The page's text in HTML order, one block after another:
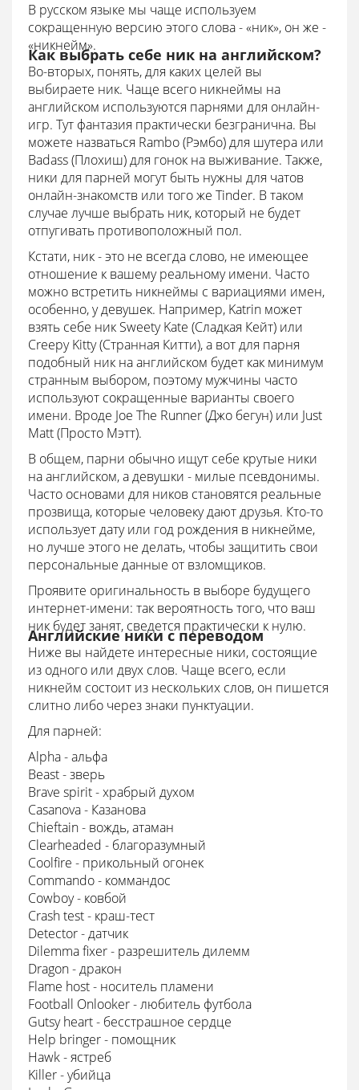
В русском языке мы чаще используем
сокращенную версию этого слова - «ник», он же -
«никнейм».
Как выбрать себе ник на английском?
Во-вторых, понять, для каких целей вы
выбираете ник. Чаще всего никнеймы на
английском используются парнями для онлайн-
игр. Тут фантазия практически безгранична. Вы
можете назваться Rambo (Рэмбо) для шутера или
Badass (Плохиш) для гонок на выживание. Также,
ники для парней могут быть нужны для чатов
онлайн-знакомств или того же Tinder. В таком
случае лучше выбрать ник, который не будет
отпугивать противоположный пол.
Кстати, ник - это не всегда слово, не имеющее
отношение к вашему реальному имени. Часто
можно встретить никнеймы с вариациями имен,
особенно, у девушек. Например, Katrin может
взять себе ник Sweety Kate (Сладкая Кейт) или
Creepy Kitty (Странная Китти), а вот для парня
подобный ник на английском будет как минимум
странным выбором, поэтому мужчины часто
используют сокращенные варианты своего
имени. Вроде Joe The Runner (Джо бегун) или Just
Matt (Просто Мэтт).
В общем, парни обычно ищут себе крутые ники
на английском, а девушки - милые псевдонимы.
Часто основами для ников становятся реальные
прозвища, которые человеку дают друзья. Кто-то
использует дату или год рождения в никнейме,
но лучше этого не делать, чтобы защитить свои
персональные данные от взломщиков.
Проявите оригинальность в выборе будущего
интернет-имени: так вероятность того, что ваш
ник будет занят, сведется практически к нулю.
Английские ники с переводом
Ниже вы найдете интересные ники, состоящие
из одного или двух слов. Чаще всего, если
никнейм состоит из нескольких слов, он пишется
слитно либо через знаки пунктуации.
Для парней:
Alpha - альфа
Beast - зверь
Brave spirit - храбрый духом
Casanova - Казанова
Chieftain - вождь, атаман
Clearheaded - благоразумный
Coolfire - прикольный огонек
Commando - коммандос
Cowboy - ковбой
Crash test - краш-тест
Detector - датчик
Dilemma fixer - разрешитель дилемм
Dragon - дракон
Flame host - носитель пламени
Football Onlooker - любитель футбола
Gutsy heart - бесстрашное сердце
Help bringer - помощник
Hawk - ястреб
Killer - убийца